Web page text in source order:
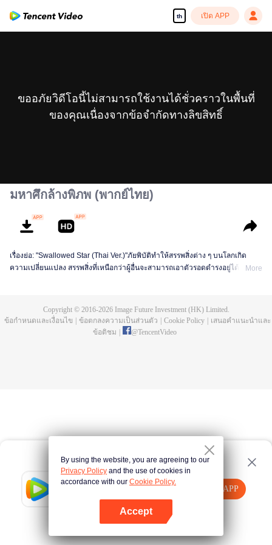
th เปิด APP
Tencent Video
เปิด APP
คลิกที่นี่ ลองใหม่อีกครั้ง
ขออภัยวิดีโอนี้ไม่สามารถใช้งานได้ชั่วคราวในพื้นที่
ของคุณเนื่องจากข้อจำกัดทางลิขสิทธิ์
มหาศึกล้างพิภพ (พากย์ไทย)
เรื่องย่อ: "Swallowed Star (Thai Ver.)"ภัยพิบัติทำให้สรรพสิ่งต่าง ๆ บนโลกเกิด
ความเปลี่ยนแปลง สรรพสิ่งที่เหนือกว่าผู้อื่นจะสามารถเอาตัวรอดดำรงอยู่ได้ ส่วนผู้
จากนั้นเขาก็ได้ออกจากดาวโลกมุ่งสู่จักรวาล เรื่องราวการต่อสู้ได้เริ่มขึ้นแล้ว รับชม
More
Copyright © 2016-2026Image Future Investment (HK) Limited.
ข้อกำหนดและเงื่อนไข
ข้อตกลงความเป็นส่วนตัว Cookie Policy
เสนอคำแนะนำและ
ข้อติชม
@TencentVideo
By using the website, you are agreeing to our
Privacy Policy and the use of cookies in
accordance with our Cookie Policy.
Accept